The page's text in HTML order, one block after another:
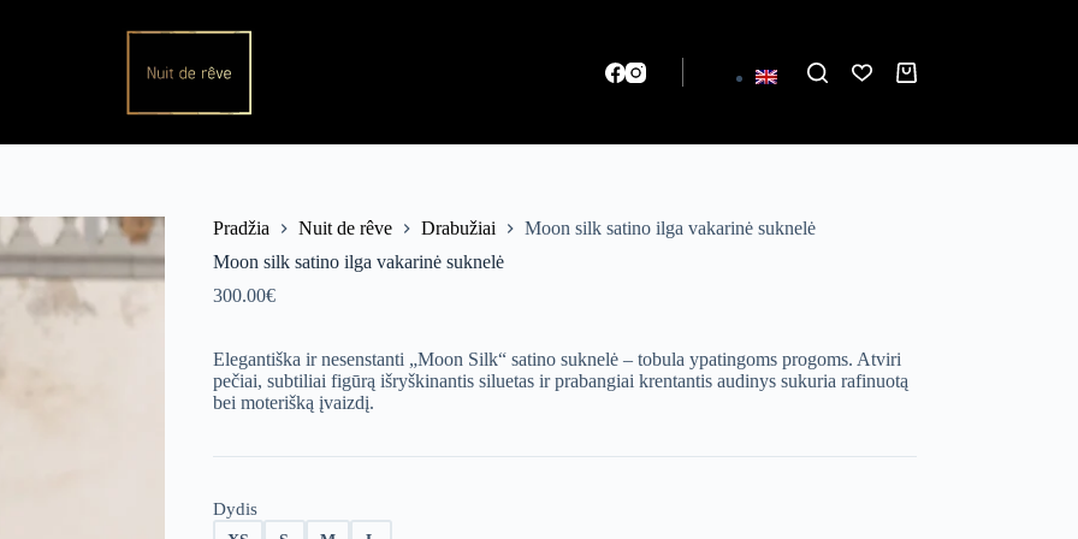
Krepšelis
Pradžia Nuit de rêve Drabužiai
Moon silk satino ilga vakarinė suknelė
Moon silk satino ilga vakarinė suknelė
300.00€
Elegantiška ir nesenstanti „Moon Silk“ satino suknelė – tobula ypatingoms progoms. Atviri
pečiai, subtiliai figūrą išryškinantis siluetas ir prabangiai krentantis audinys sukuria rafinuotą
bei moterišką įvaizdį.
Dydis